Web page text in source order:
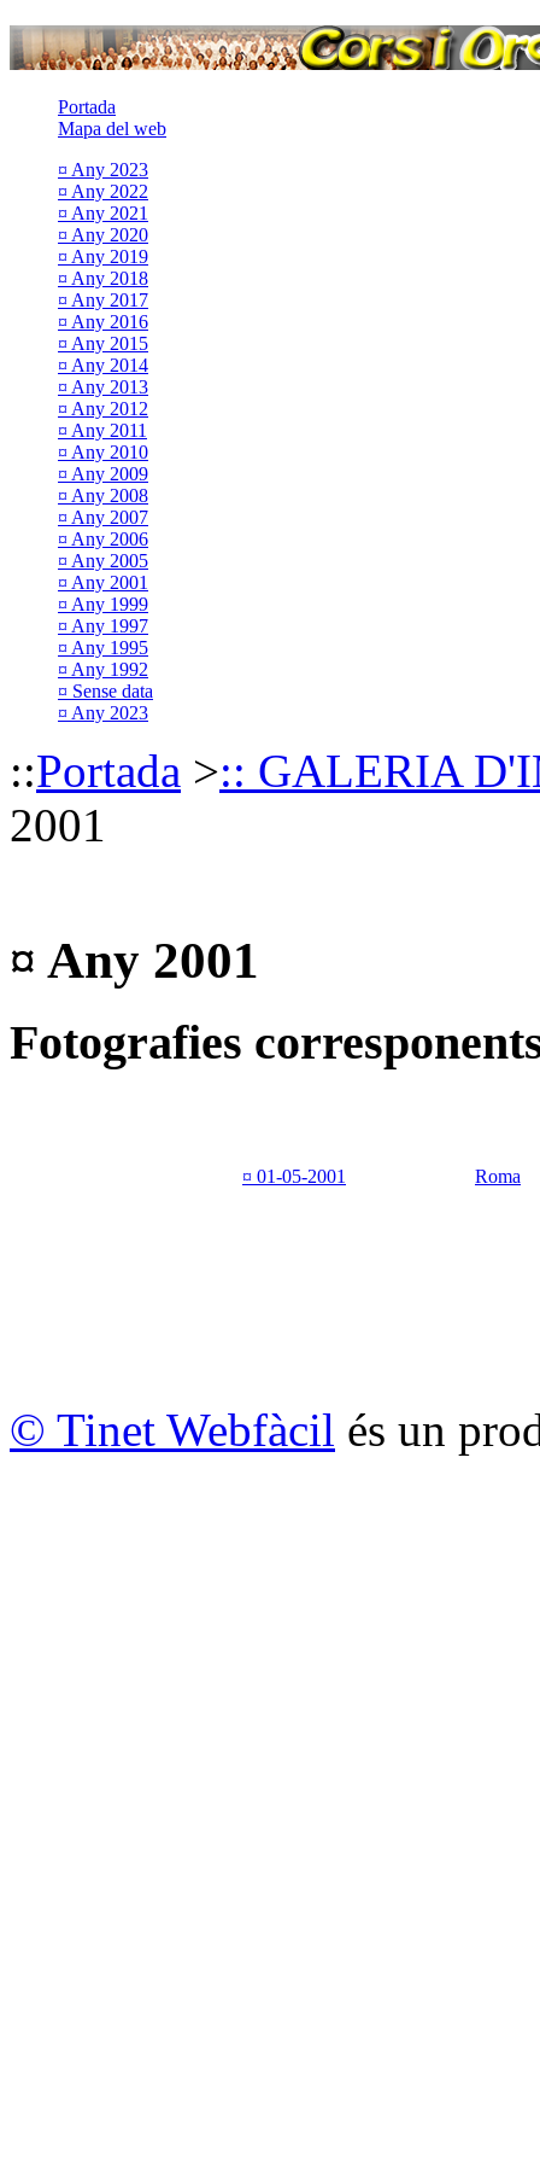
Portada
Mapa del web
¤ Any 2023
¤ Any 2022
¤ Any 2021
¤ Any 2020
¤ Any 2019
¤ Any 2018
¤ Any 2017
¤ Any 2016
¤ Any 2015
¤ Any 2014
¤ Any 2013
¤ Any 2012
¤ Any 2011
¤ Any 2010
¤ Any 2009
¤ Any 2008
¤ Any 2007
¤ Any 2006
¤ Any 2005
¤ Any 2001
¤ Any 1999
¤ Any 1997
¤ Any 1995
¤ Any 1992
¤ Sense data
¤ Any 2023
::Portada >:: GALERIA
2001
¤ Any 2001
Fotografies
¤ 01-05-2001 Roma
© Tinet Webfàcil és un